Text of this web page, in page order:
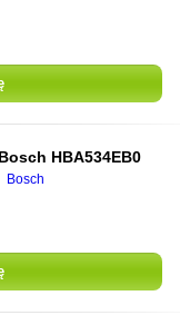
Bosch HBA534EB0
Bosch